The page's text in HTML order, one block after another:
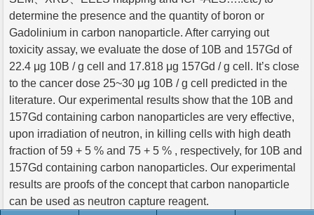
determine the presence and the quantity of boron or
Gadolinium in carbon nanoparticle. After carrying out
toxicity assay, we evaluate the dose of 10B and 157Gd of
22.4 μg 10B / g cell and 17.818 μg 157Gd / g cell. It’s close
to the cancer dose 25~30 μg 10B / g cell predicted in the
literature. Our experimental results show that the 10B and
157Gd containing carbon nanoparticles are very effective,
upon irradiation of neutron, in killing cells with high death
fraction of 59 + 5 % and 75 + 5 % , respectively, for 10B and
157Gd containing carbon nanoparticles. Our experimental
results are proofs of the concept that carbon nanoparticle
can be used as neutron capture reagent.